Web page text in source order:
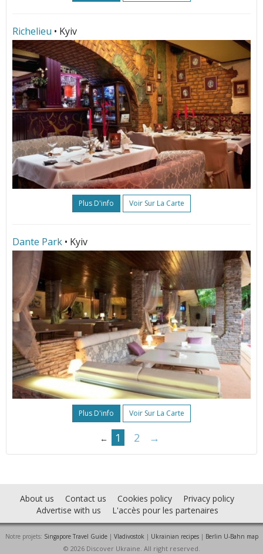
Richelieu • Kyiv
Plus D'info Voir Sur La Carte
Dante Park • Kyiv
Plus D'info Voir Sur La Carte
← 1 2 →
About us Contact us Cookies policy
Privacy policy
Advertise with us
L'accès pour les partenaires
Notre projets: Singapore Travel Guide| Vladivostok | Ukrainian recipes| Berlin U-Bahn map
© 2026 Discover Ukraine. All right reserved.